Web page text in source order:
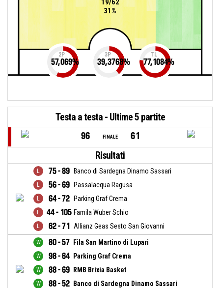
19/62
31%
2P
57,069%
3P
39,3768%
TL
77,1084%
Testa a testa - Ultime 5 partite
96 FINALE 61
Risultati
75 - 89 Banco di Sardegna Dinamo Sassari
56 - 69 Passalacqua Ragusa
64 - 72 Parking Graf Crema
44 - 105 Famila Wuber Schio
62 - 71 Allianz Geas Sesto San Giovanni
80 - 57 Fila San Martino di Lupari
98 - 64 Parking Graf Crema
88 - 69 RMB Brixia Basket
88 - 52 Banco di Sardegna Dinamo Sassari